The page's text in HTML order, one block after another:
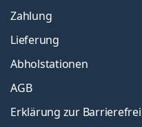
Zahlung
Lieferung
Abholstationen
AGB
Erklärung zur